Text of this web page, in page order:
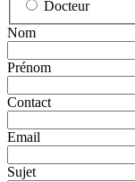
Docteur
Nom
Prénom
Contact
Email
Sujet